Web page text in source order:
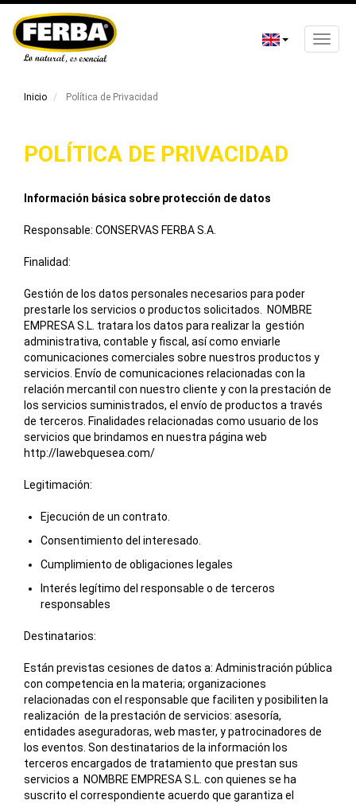
Toggle
Inicio Política de Privacidad
POLÍTICA DE PRIVACIDAD
Información básica sobre protección de datos
Responsable: CONSERVAS FERBA S.A.
Finalidad:
Gestión de los datos personales necesarios para poder
prestarle los servicios o productos solicitados. NOMBRE
EMPRESA S.L. tratara los datos para realizar la gestión
administrativa, contable y fiscal, así como enviarle
comunicaciones comerciales sobre nuestros productos y
servicios. Envío de comunicaciones relacionadas con la
relación mercantil con nuestro cliente y con la prestación de
los servicios suministrados, el envío de productos a través
de terceros. Finalidades relacionadas como usuario de los
servicios que brindamos en nuestra página web
http://lawebquesea.com/
Legitimación:
Ejecución de un contrato.
Consentimiento del interesado.
Cumplimiento de obligaciones legales
Interés legítimo del responsable o de terceros
responsables
Destinatarios:
Están previstas cesiones de datos a: Administración pública
con competencia en la materia; organizaciones
relacionadas con el responsable que faciliten y posibiliten la
realización de la prestación de servicios: asesoría,
entidades aseguradoras, web master, y patrocinadores de
los eventos. Son destinatarios de la información los
terceros encargados de tratamiento que prestan sus
servicios a NOMBRE EMPRESA S.L. con quienes se ha
suscrito el correspondiente acuerdo que garantiza el